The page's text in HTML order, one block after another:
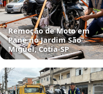
Remoção de Moto em
Pane no Jardim São
Miguel, Cotia‑SP